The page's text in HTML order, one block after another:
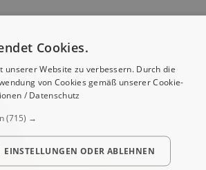
Cookies.
Website zu verbessern. Durch die
von Cookies gemäß unserer Cookie-
/ Datenschutz
(715) →
EINSTELLUNGEN ODER ABLEHNEN